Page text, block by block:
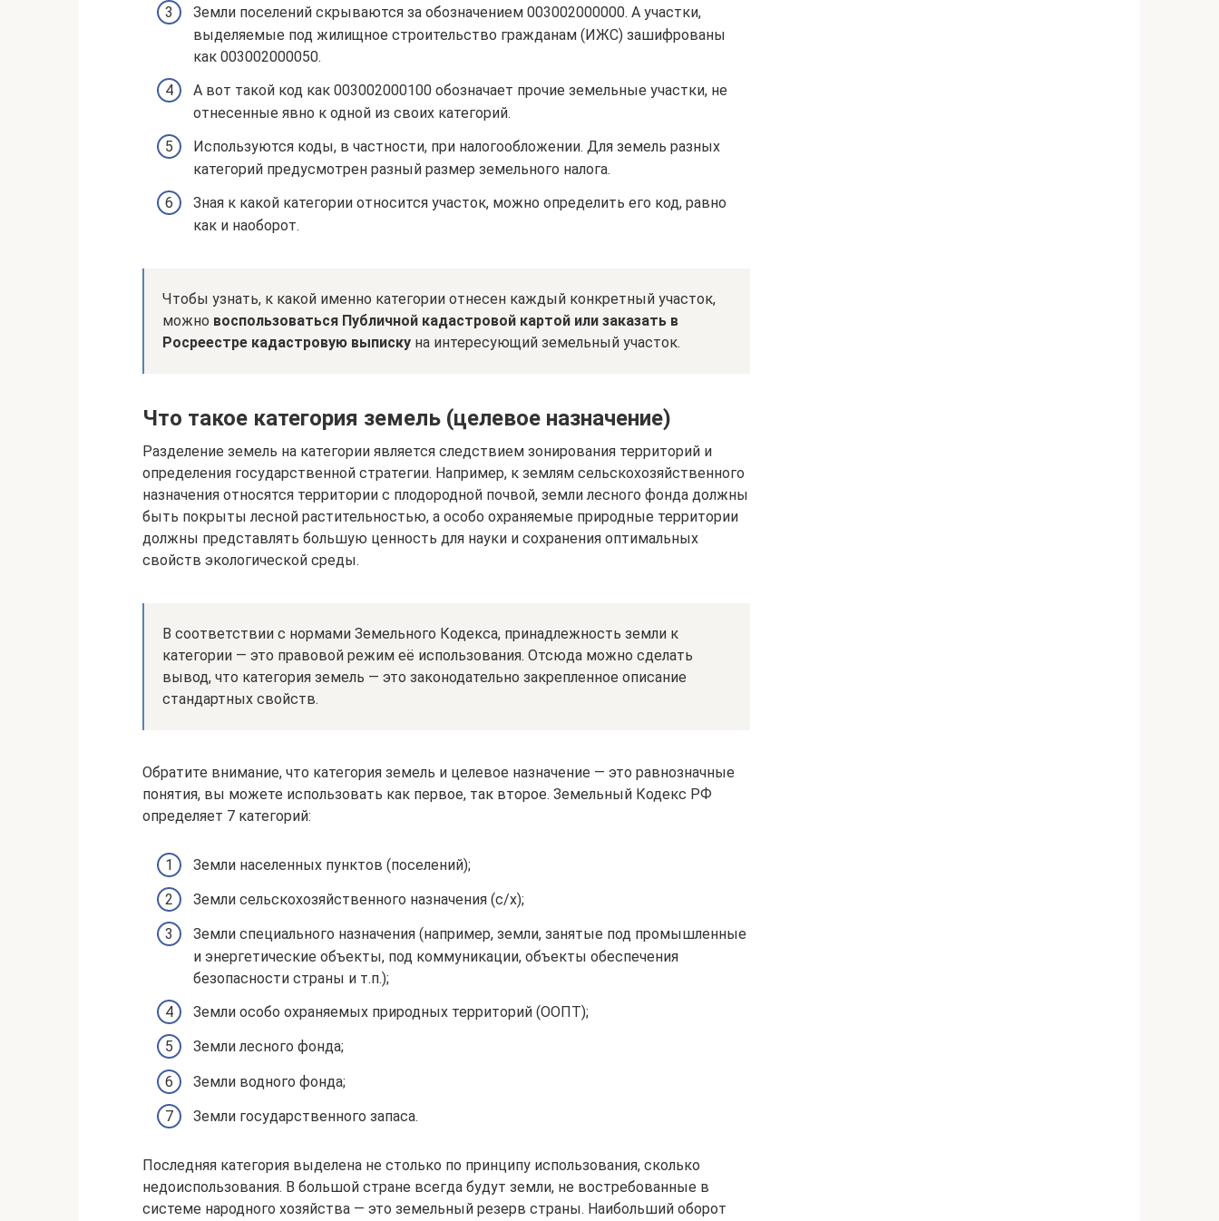
Земли поселений скрываются за обозначением 003002000000. А участки,
выделяемые под жилищное строительство гражданам (ИЖС) зашифрованы
как 003002000050.
А вот такой код как 003002000100 обозначает прочие земельные участки, не
отнесенные явно к одной из своих категорий.
Используются коды, в частности, при налогообложении. Для земель разных
категорий предусмотрен разный размер земельного налога.
Зная к какой категории относится участок, можно определить его код, равно
как и наоборот.
Чтобы узнать, к какой именно категории отнесен каждый конкретный участок,
можно воспользоваться Публичной кадастровой картой или заказать в
Росреестре кадастровую выписку на интересующий земельный участок.
Что такое категория земель (целевое назначение)
Разделение земель на категории является следствием зонирования территорий и
определения государственной стратегии. Например, к землям сельскохозяйственного
назначения относятся территории с плодородной почвой, земли лесного фонда должны
быть покрыты лесной растительностью, а особо охраняемые природные территории
должны представлять большую ценность для науки и сохранения оптимальных
свойств экологической среды.
В соответствии с нормами Земельного Кодекса, принадлежность земли к
категории — это правовой режим её использования. Отсюда можно сделать
вывод, что категория земель — это законодательно закрепленное описание
стандартных свойств.
Обратите внимание, что категория земель и целевое назначение — это равнозначные
понятия, вы можете использовать как первое, так второе. Земельный Кодекс РФ
определяет 7 категорий:
Земли населенных пунктов (поселений);
Земли сельскохозяйственного назначения (с/х);
Земли специального назначения (например, земли, занятые под промышленные
и энергетические объекты, под коммуникации, объекты обеспечения
безопасности страны и т.п.);
Земли особо охраняемых природных территорий (ООПТ);
Земли лесного фонда;
Земли водного фонда;
Земли государственного запаса.
Последняя категория выделена не столько по принципу использования, сколько
недоиспользования. В большой стране всегда будут земли, не востребованные в
системе народного хозяйства — это земельный резерв страны. Наибольший оборот